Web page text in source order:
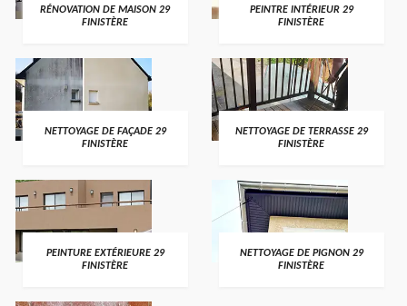
RÉNOVATION DE MAISON 29
FINISTÈRE
PEINTRE INTÉRIEUR 29
FINISTÈRE
NETTOYAGE DE FAÇADE 29
FINISTÈRE
NETTOYAGE DE TERRASSE 29
FINISTÈRE
PEINTURE EXTÉRIEURE 29
FINISTÈRE
NETTOYAGE DE PIGNON 29
FINISTÈRE